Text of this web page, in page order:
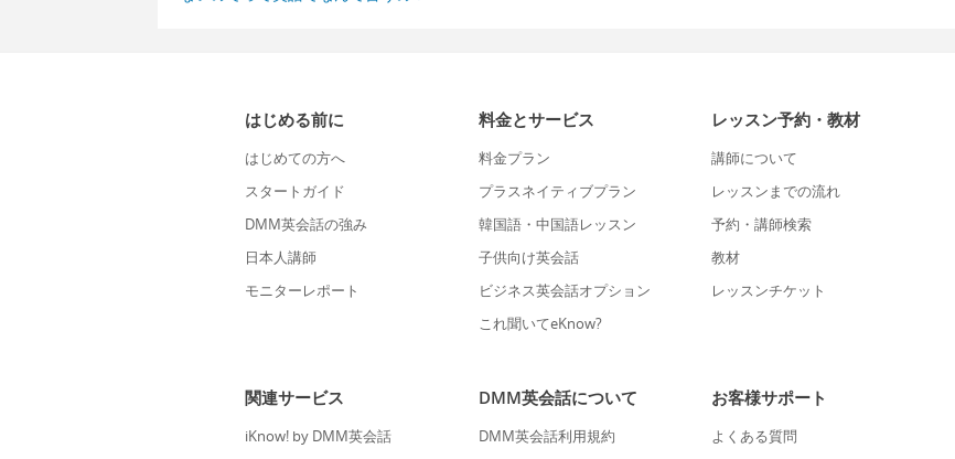
はじめる前に
はじめての方へ
スタートガイド
DMM英会話の強み
日本人講師
モニターレポート
料金とサービス
料金プラン
プラスネイティブプラン
韓国語・中国語レッスン
子供向け英会話
ビジネス英会話オプション
これ聞いてeKnow?
レッスン予約・教材
講師について
レッスンまでの流れ
予約・講師検索
教材
レッスンチケット
関連サービス
iKnow! by DMM英会話
DMM英会話について
DMM英会話利用規約
お客様サポート
よくある質問